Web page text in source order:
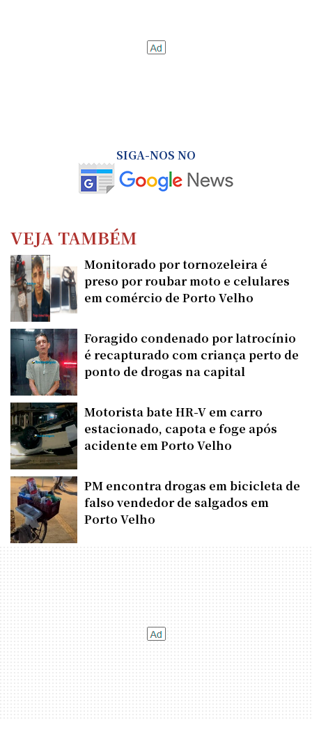
SIGA-NOS NO
VEJA TAMBÉM
Monitorado por tornozeleira é
preso por roubar moto e celulares
em comércio de Porto Velho
Foragido condenado por latrocínio
é recapturado com criança perto de
ponto de drogas na capital
Motorista bate HR-V em carro
estacionado, capota e foge após
acidente em Porto Velho
PM encontra drogas em bicicleta de
falso vendedor de salgados em
Porto Velho